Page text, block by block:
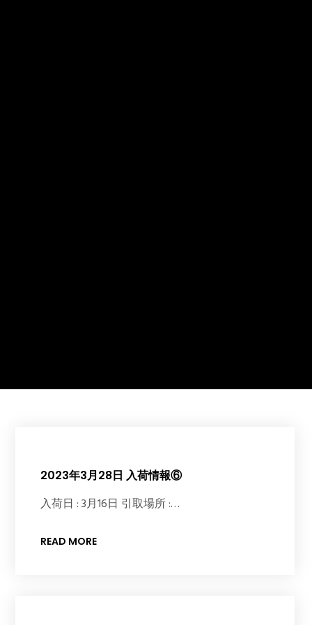
2023年3月28日 入荷情報⑥
入荷日 : 3月16日 引取場所 :…
READ MORE